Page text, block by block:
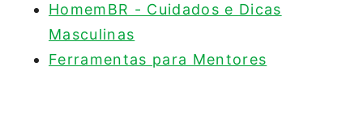
HomemBR - Cuidados e Dicas
Masculinas
Ferramentas para Mentores